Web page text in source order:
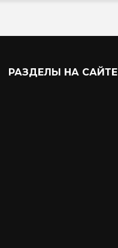
РАЗДЕЛЫ НА САЙТЕ